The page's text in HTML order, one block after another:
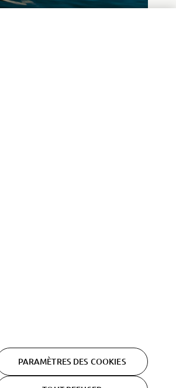
les dernières offres, les événements
et bien plus encore
PARAMÈTRES DES COOKIES